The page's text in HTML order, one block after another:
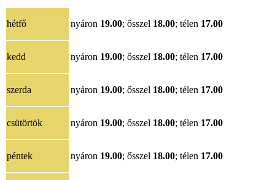
hétfő nyáron 19.00; ősszel 18.00; télen 17.00
kedd nyáron 19.00; ősszel 18.00; télen 17.00
szerda nyáron 19.00; ősszel 18.00; télen 17.00
csütörtök nyáron 19.00; ősszel 18.00; télen 17.00
péntek nyáron 19.00; ősszel 18.00; télen 17.00